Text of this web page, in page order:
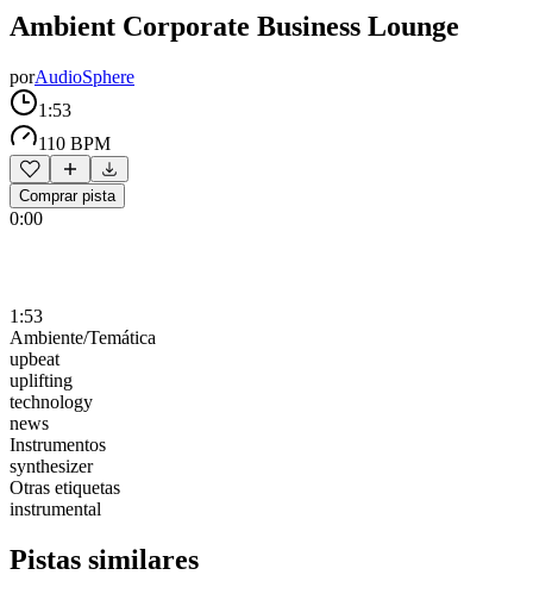
Ambient Corporate Business Lounge
porAudioSphere
1:53
110 BPM
Comprar pista
0:00
1:53
Ambiente/Temática
upbeat
uplifting
technology
news
Instrumentos
synthesizer
Otras etiquetas
instrumental
Pistas similares